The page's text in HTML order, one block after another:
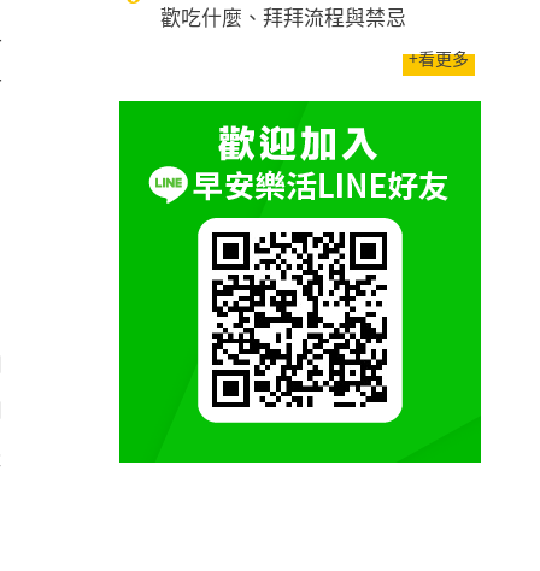
歡吃什麼、拜拜流程與禁忌
+看更多